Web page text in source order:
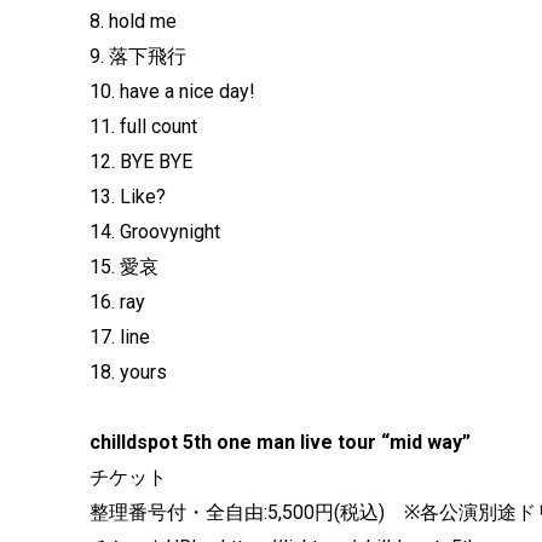
8. hold me
9. 落下飛行
10. have a nice day!
11. full count
12. BYE BYE
13. Like?
14. Groovynight
15. 愛哀
16. ray
17. line
18. yours
chilldspot 5th one man live tour “mid way”
チケット
整理番号付・全自由:5,500円(税込) ※各公演別途ド